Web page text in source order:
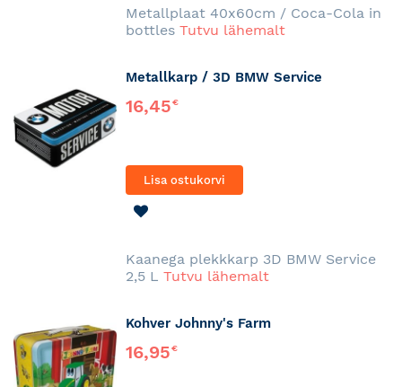
Metallplaat 40x60cm / Coca-Cola in
bottles Tutvu lähemalt
Metallkarp / 3D BMW Service
16,45€
Lisa ostukorvi
Kaanega plekkkarp 3D BMW Service
2,5 L Tutvu lähemalt
Kohver Johnny's Farm
16,95€